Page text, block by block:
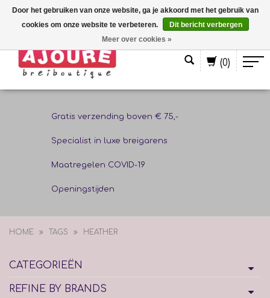
(0)
Gratis verzending boven € 75,-
Specialist in luxe breigarens
Maatregelen COVID-19
Openingstijden
HOME TAGS HEATHER
CATEGORIEËN
REFINE BY BRANDS
Door het gebruiken van onze website, ga je akkoord met het gebruik van
cookies om onze website te verbeteren.
Dit bericht verbergen
Meer over cookies »